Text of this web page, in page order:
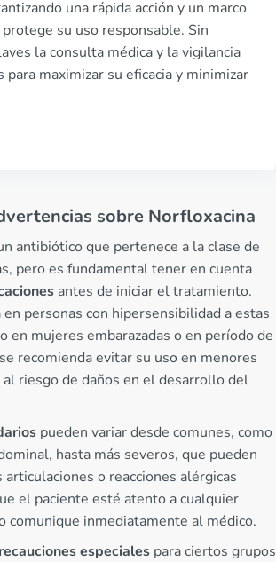
una rápida acción y un marco
su uso responsable. Sin
la consulta médica y la vigilancia
para maximizar su eficacia y minimizar
sobre Norfloxacina
antibiótico que pertenece a la clase de
pero es fundamental tener en cuenta
antes de iniciar el tratamiento.
en personas con hipersensibilidad a estas
en mujeres embarazadas o en período de
recomienda evitar su uso en menores
riesgo de daños en el desarrollo del
pueden variar desde comunes, como
hasta más severos, que pueden
o reacciones alérgicas
el paciente esté atento a cualquier
comunique inmediatamente al médico.
especiales para ciertos grupos